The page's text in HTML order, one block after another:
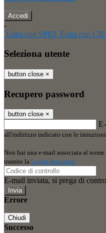
-
Entra con SPID Entra con CIE
Seleziona utente
button close ×
Recupero password
button close ×
all'indirizzo indicato con le istruzioni
Non hai una e-mail associata al
tramite la Login Spaggiari
E-mail inviata, si prega di
Errore
Chiudi
Successo